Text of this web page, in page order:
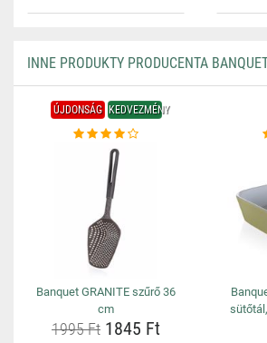
INNE PRODUKTY PRODUCENTA
ÚJDONSÁG KEDVEZMÉNY
Banquet GRANITE szűrő 36
cm
1995 Ft 1845 Ft